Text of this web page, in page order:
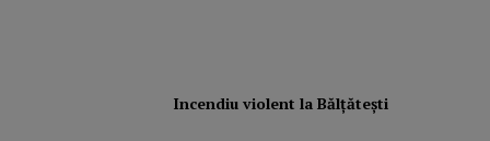
Incendiu violent la Bălţăteşti